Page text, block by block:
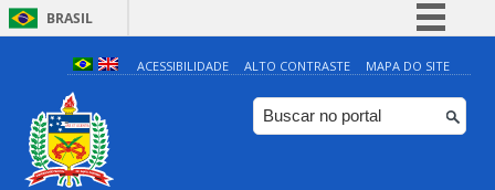
BRASIL
Simplifique!
Comunica BR
Participe
ACESSIBILIDADE ALTO CONTRASTE MAPA DO SITE